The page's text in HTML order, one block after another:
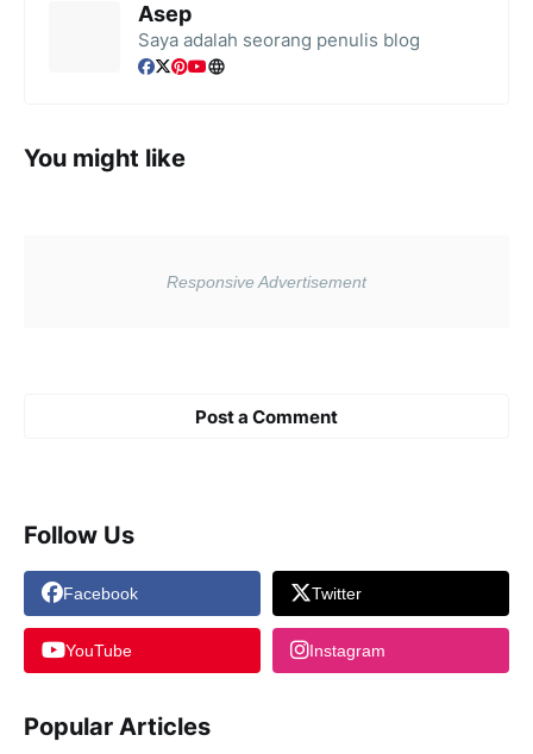
Asep
Saya adalah seorang penulis blog
You might like
Post a Comment
Follow Us
Facebook Twitter
YouTube Instagram
Popular Articles